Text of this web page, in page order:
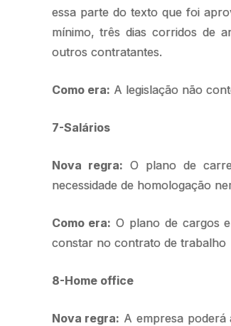
essa parte do texto que foi
mínimo, três dias corridos de
outros contratantes.
Como era: A legislação não
7-Salários
Nova regra: O plano de
necessidade de homologação
Como era: O plano de cargos
constar no contrato de trabalho
8-Home office
Nova regra: A empresa poderá